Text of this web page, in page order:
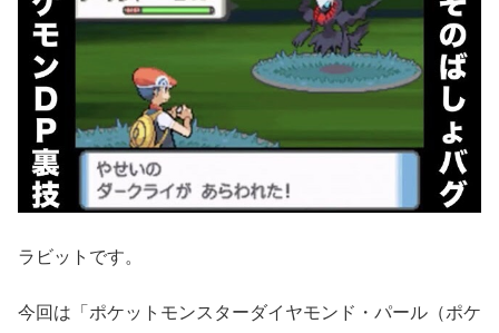
ラビットです。
今回は「ポケットモンスターダイヤモンド・パール（ポケ